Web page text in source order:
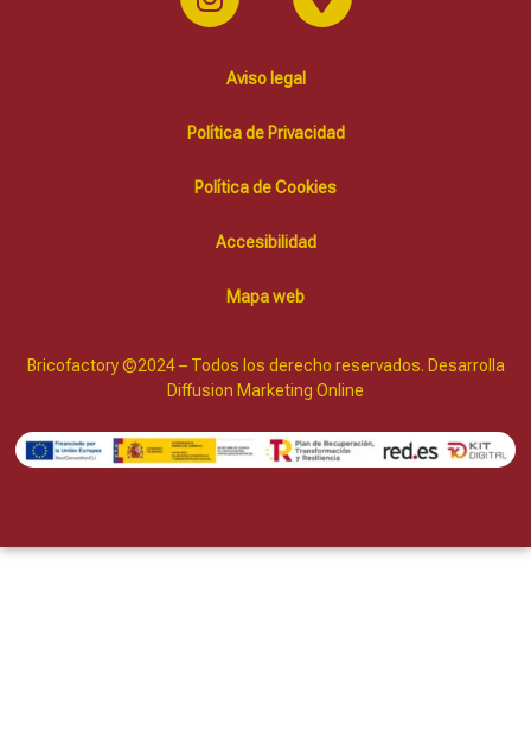
Aviso legal
Política de Privacidad
Política de Cookies
Accesibilidad
Mapa web
Bricofactory ©2024 – Todos los derecho reservados. Desarrolla
Diffusion Marketing Online